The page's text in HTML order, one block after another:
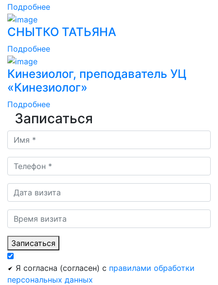
Подробнее
СНЫТКО ТАТЬЯНА
Подробнее
Кинезиолог, преподаватель УЦ
«Кинезиолог»
Подробнее
Записаться
Записаться
Я согласна (согласен) с правилами обработки
персональных данных